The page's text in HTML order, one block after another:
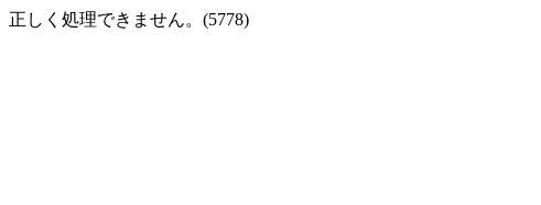
正しく処理できません。(5778)